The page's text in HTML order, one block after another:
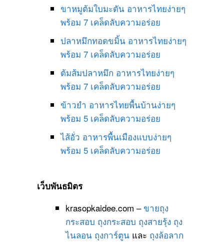
ขาหมูต้มใบมะดัน อาหารไทยง่ายๆ
พร้อม 7 เคล็ดลับความอร่อย
ปลาหมึกทอดขมิ้น อาหารไทยง่ายๆ
พร้อม 7 เคล็ดลับความอร่อย
ต้มส้มปลาหมึก อาหารไทยง่ายๆ
พร้อม 7 เคล็ดลับความอร่อย
ข้าวยำ อาหารไทยพื้นบ้านง่ายๆ
พร้อม 5 เคล็ดลับความอร่อย
ไส้อั่ว อาหารพื้นเมืองแบบง่ายๆ
พร้อม 5 เคล็ดลับความอร่อย
เว็บพันธมิตร
krasopkaidee.com –ขายถุง
กระสอบ ถุงกระสอบ ถุงสายรุ้ง ถุง
ไนลอน ถุงการ์ตูนและ ถุงล้อลาก